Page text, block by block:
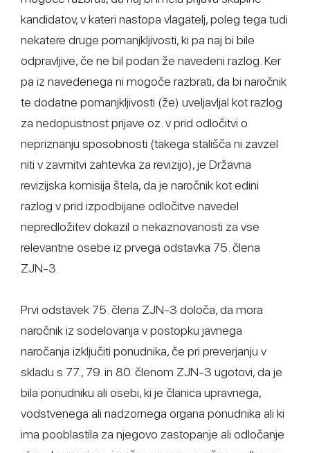
kandidatov, v kateri nastopa vlagatelj, poleg tega tudi
nekatere druge pomanjkljivosti, ki pa naj bi bile
odpravljive, če ne bil podan že navedeni razlog. Ker
pa iz navedenega ni mogoče razbrati, da bi naročnik
te dodatne pomanjkljivosti (že) uveljavljal kot razlog
za nedopustnost prijave oz. v prid odločitvi o
nepriznanju sposobnosti (takega stališča ni zavzel
niti v zavrnitvi zahtevka za revizijo), je Državna
revizijska komisija štela, da je naročnik kot edini
razlog v prid izpodbijane odločitve navedel
nepredložitev dokazil o nekaznovanosti za vse
relevantne osebe iz prvega odstavka 75. člena
ZJN-3.
Prvi odstavek 75. člena ZJN-3 določa, da mora
naročnik iz sodelovanja v postopku javnega
naročanja izključiti ponudnika, če pri preverjanju v
skladu s 77., 79. in 80. členom ZJN-3 ugotovi, da je
bila ponudniku ali osebi, ki je članica upravnega,
vodstvenega ali nadzornega organa ponudnika ali ki
ima pooblastila za njegovo zastopanje ali odločanje